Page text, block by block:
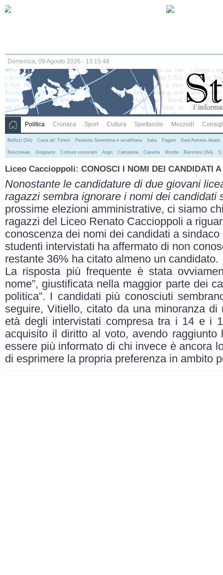
Domenica, 09 Agosto 2026 - 13:15:48
Politica Cronaca Sport Cultura Spettacolo Mezzodì
Bellizzi (SA) Cava de' Tirreni Penisola Sorrentina e amalfitana Italia Pagani Sant'Antonio Abate
Boscoreale Gragnano Comuni vesuviani Angri Campania Caserta Mondo Baronissi (SA)
Liceo Caccioppoli: CONOSCI I NOMI DEI CANDIDATI
Nonostante le candidature di due giovani
ragazzi sembra ignorare i nomi dei candidati
prossime elezioni amministrative, ci siamo
ragazzi del Liceo Renato Caccioppoli a
conoscenza dei nomi dei candidati a
studenti intervistati ha affermato di non
restante 36% ha citato almeno un candidato.
La risposta più frequente è stata
nome”, giustificata nella maggior parte dei
politica”. I candidati più conosciuti
seguire, Vitiello, citato da una minoranza
età degli intervistati compresa tra i 14 e i
acquisito il diritto al voto, avendo
essere più informato di chi invece è ancora
di esprimere la propria preferenza in ambito